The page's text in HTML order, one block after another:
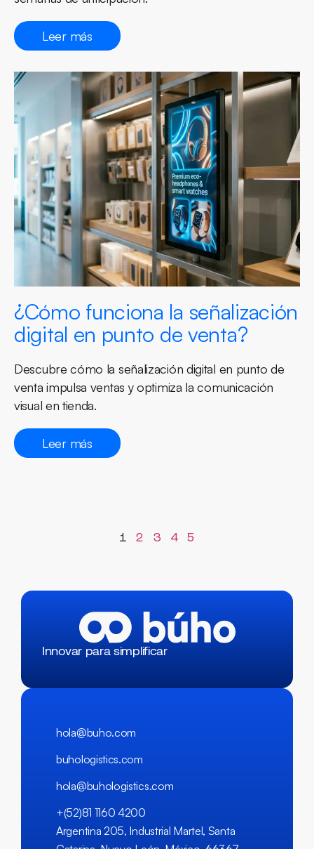
Leer más
¿Cómo funciona la señalización
digital en punto de venta?
Descubre cómo la señalización digital en punto de
venta impulsa ventas y optimiza la comunicación
visual en tienda.
Leer más
1 2 3 4 5
Innovar para simplificar
hola@buho.com
buhologistics.com
hola@buhologistics.com
+(52)81 1160 4200
Argentina 205, Industrial Martel, Santa